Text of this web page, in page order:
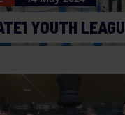
YOUTH